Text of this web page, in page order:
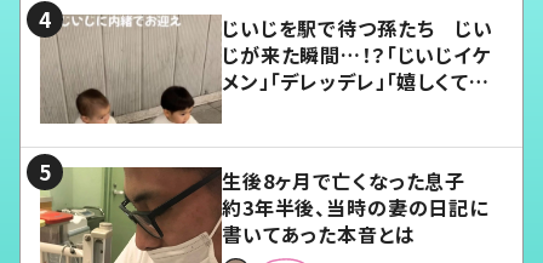
じいじを駅で待つ孫たち じい
じが来た瞬間…！？「じいじイケ
メン」「デレッデレ」「嬉しくて可
生後8ヶ月で亡くなった息子
約3年半後、当時の妻の日記に
書いてあった本音とは